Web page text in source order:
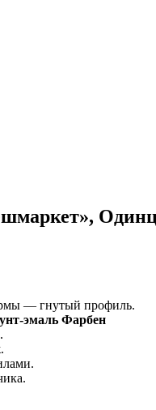
— гнутый профиль.
эмаль Фарбен
.